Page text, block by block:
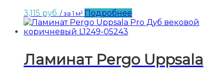
3,115 руб. / за 1 м² Подробнее
Ламинат Pergo Uppsala